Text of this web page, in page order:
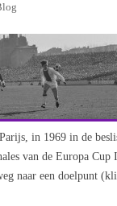
in 1969 in de
van de Europa
naar een doelpunt